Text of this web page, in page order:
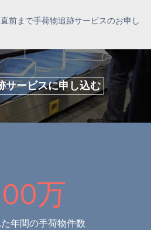
前まで手荷物追跡サービスのお申し
サービスに申し込む
万
年間の手荷物件数